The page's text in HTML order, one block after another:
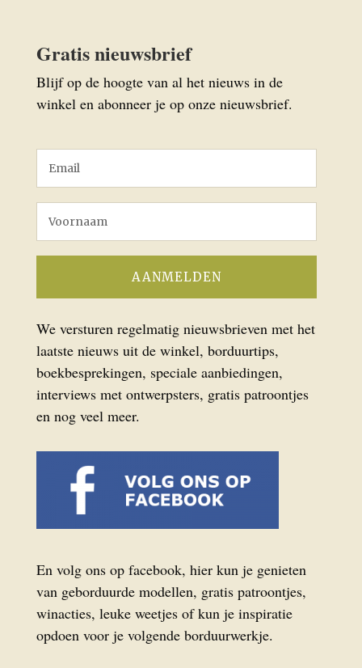
Gratis nieuwsbrief
Blijf op de hoogte van al het nieuws in de
winkel en abonneer je op onze nieuwsbrief.
We versturen regelmatig nieuwsbrieven met het
laatste nieuws uit de winkel, borduurtips,
boekbesprekingen, speciale aanbiedingen,
interviews met ontwerpsters, gratis patroontjes
en nog veel meer.
En volg ons op facebook, hier kun je genieten
van geborduurde modellen, gratis patroontjes,
winacties, leuke weetjes of kun je inspiratie
opdoen voor je volgende borduurwerkje.